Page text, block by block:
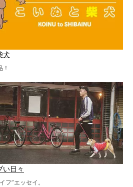
犬
い日々
フ”エッセイ。